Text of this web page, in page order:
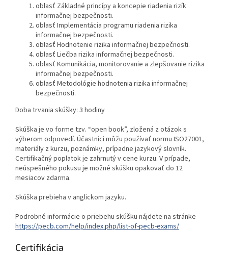
oblasť Základné princípy a koncepie riadenia rizík
informačnej bezpečnosti.
oblasť Implementácia programu riadenia rizika
informačnej bezpečnosti.
oblasť Hodnotenie rizika informačnej bezpečnosti.
oblasť Liečba rizika informačnej bezpečnosti.
oblasť Komunikácia, monitorovanie a zlepšovanie rizika
informačnej bezpečnosti.
oblasť Metodológie hodnotenia rizika informačnej
bezpečnosti.
Doba trvania skúšky: 3 hodiny
Skúška je vo forme tzv. “open book”, zložená z otázok s
výberom odpovedí. Účastníci môžu používať normu ISO27001,
materiály z kurzu, poznámky, prípadne jazykový slovník.
Certifikačný poplatok je zahrnutý v cene kurzu. V prípade,
neúspešného pokusu je možné skúšku opakovať do 12
mesiacov zdarma.
Skúška prebieha v anglickom jazyku.
Podrobné informácie o priebehu skúšku nájdete na stránke
https://pecb.com/help/index.php/list-of-pecb-exams/
Certifikácia